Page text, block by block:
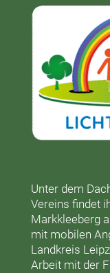
Unter dem
Vereins findet
Markkleeberg
mit mobilen
Landkreis
Arbeit mit der